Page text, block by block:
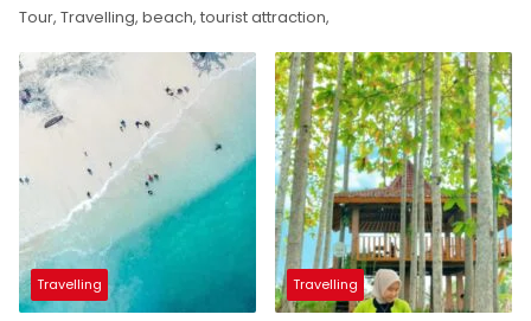
Tour, Travelling, beach, tourist attraction,
Travelling Travelling